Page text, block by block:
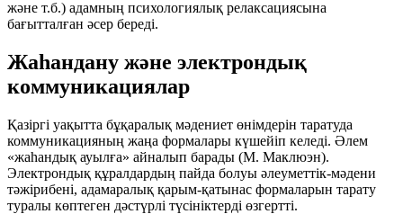
және т.б.) адамның психологиялық релаксациясына
бағытталған әсер береді.
Жаһандану және электрондық
коммуникациялар
Қазіргі уақытта бұқаралық мәдениет өнімдерін таратуда
коммуникацияның жаңа формалары күшейіп келеді. Әлем
«жаһандық ауылға» айналып барады (М. Маклюэн).
Электрондық құралдардың пайда болуы әлеуметтік-мәдени
тәжірибені, адамаралық қарым-қатынас формаларын тарату
туралы көптеген дәстүрлі түсініктерді өзгертті.